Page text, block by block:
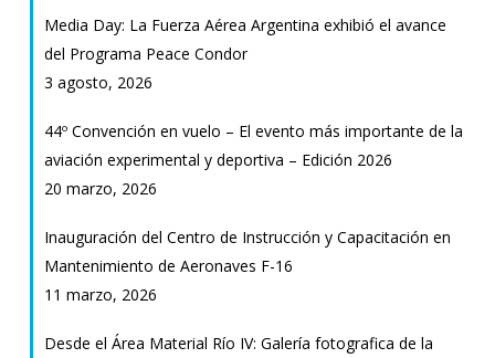
Media Day: La Fuerza Aérea Argentina exhibió el avance
del Programa Peace Condor
3 agosto, 2026
44º Convención en vuelo – El evento más importante de la
aviación experimental y deportiva – Edición 2026
20 marzo, 2026
Inauguración del Centro de Instrucción y Capacitación en
Mantenimiento de Aeronaves F-16
11 marzo, 2026
Desde el Área Material Río IV: Galería fotografica de la